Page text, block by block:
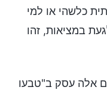
כלשהי או למי
במציאות, זהו
אלה עסק ב"טבעו